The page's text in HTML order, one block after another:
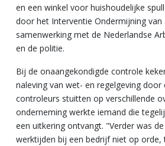
en een winkel voor huishoudelijke
door het Interventie Ondermijning van
samenwerking met de Nederlandse
en de politie.
Bij de onaangekondigde controle
naleving van wet- en regelgeving door
controleurs stuitten op verschillende
onderneming werkte iemand die
een uitkering ontvangt. "Verder was
werktijden bij een bedrijf niet op orde,